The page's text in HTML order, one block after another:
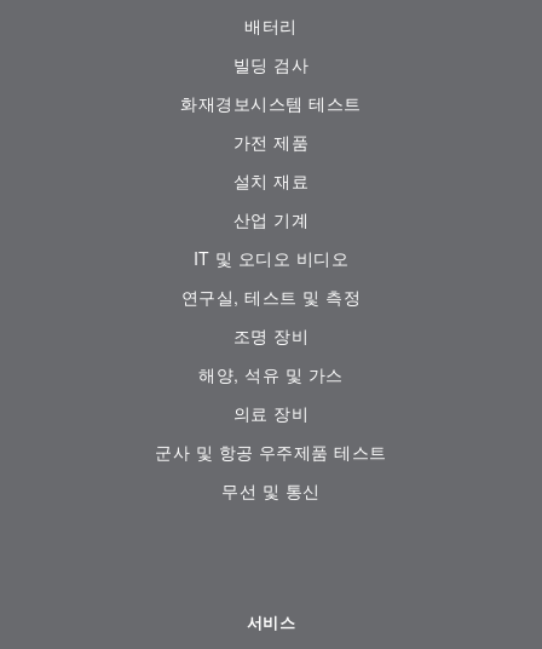
배터리
빌딩 검사
화재경보시스템 테스트
가전 ​​제품
설치 재료
산업 기계
IT 및 오디오 비디오
연구실, 테스트 및 측정
조명 장비
해양, 석유 및 가스
의료 장비
군사 및 항공 우주제품 테스트
무선 및 통신
서비스